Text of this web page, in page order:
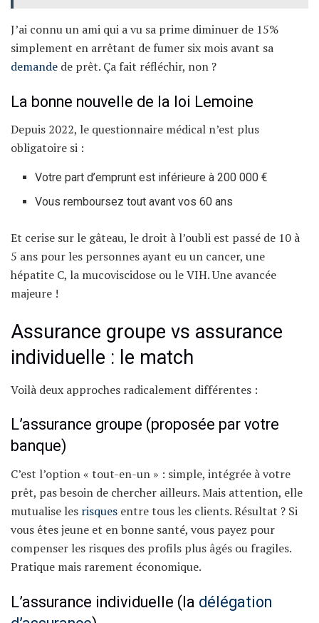
J’ai connu un ami qui a vu sa prime diminuer de 15%
simplement en arrêtant de fumer six mois avant sa
demande de prêt. Ça fait réfléchir, non ?
La bonne nouvelle de la loi Lemoine
Depuis 2022, le questionnaire médical n’est plus
obligatoire si :
Votre part d’emprunt est inférieure à 200 000 €
Vous remboursez tout avant vos 60 ans
Et cerise sur le gâteau, le droit à l’oubli est passé de 10 à
5 ans pour les personnes ayant eu un cancer, une
hépatite C, la mucoviscidose ou le VIH. Une avancée
majeure !
Assurance groupe vs assurance
individuelle : le match
Voilà deux approches radicalement différentes :
L’assurance groupe (proposée par votre
banque)
C’est l’option « tout-en-un » : simple, intégrée à votre
prêt, pas besoin de chercher ailleurs. Mais attention, elle
mutualise les risques entre tous les clients. Résultat ? Si
vous êtes jeune et en bonne santé, vous payez pour
compenser les risques des profils plus âgés ou fragiles.
Pratique mais rarement économique.
L’assurance individuelle (la délégation